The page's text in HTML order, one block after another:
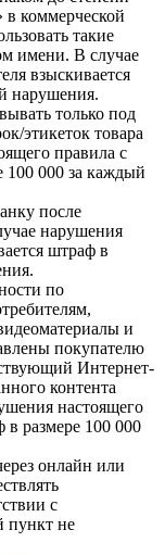
коммерческой
такие
имени. В случае
взыскивается
нарушения.
только под
этикеток товара
правила с
100 000 за каждый
после
нарушения
штраф в
по
и
покупателю
Интернет-
контента
настоящего
в размере 100 000
онлайн или
с
пункт не